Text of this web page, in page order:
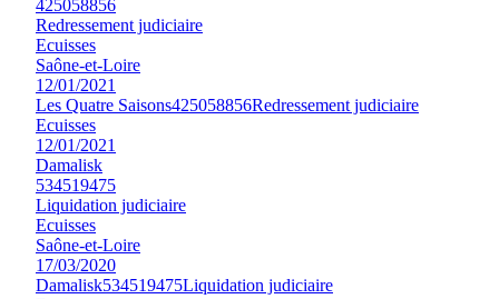
425058856
Redressement judiciaire
Ecuisses
Saône-et-Loire
12/01/2021
Les Quatre Saisons425058856Redressement judiciaire
Ecuisses
12/01/2021
Damalisk
534519475
Liquidation judiciaire
Ecuisses
Saône-et-Loire
17/03/2020
Damalisk534519475Liquidation judiciaire